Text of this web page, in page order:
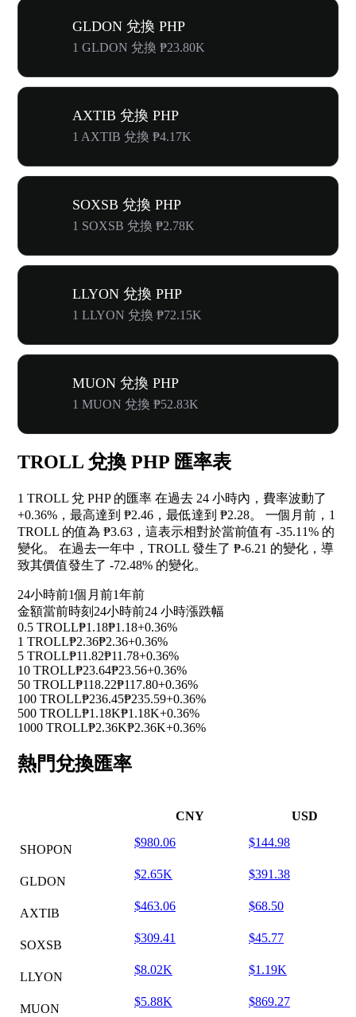
GLDON 兌換 PHP
1 GLDON 兌換 ₱23.80K
AXTIB 兌換 PHP
1 AXTIB 兌換 ₱4.17K
SOXSB 兌換 PHP
1 SOXSB 兌換 ₱2.78K
LLYON 兌換 PHP
1 LLYON 兌換 ₱72.15K
MUON 兌換 PHP
1 MUON 兌換 ₱52.83K
TROLL 兌換 PHP 匯率表
1 TROLL 兌 PHP 的匯率 在過去 24 小時內，費率波動了
+0.36% ，最高達到 ₱2.46，最低達到 ₱2.28。 一個月前，1
TROLL 的值為 ₱3.63，這表示相對於當前值有 -35.11% 的
變化。 在過去一年中，TROLL 發生了 ₱-6.21 的變化，導
致其價值發生了 -72.48% 的變化。
24小時前1個月前1年前
金額當前時刻 24小時前24 小時漲跌幅
0.5 TROLL₱1.18₱1.18+0.36%
1 TROLL₱2.36₱2.36+0.36%
5 TROLL₱11.82₱11.78+0.36%
10 TROLL₱23.64₱23.56+0.36%
50 TROLL₱118.22₱117.80+0.36%
100 TROLL₱236.45₱235.59+0.36%
500 TROLL₱1.18K₱1.18K+0.36%
1000 TROLL₱2.36K₱2.36K+0.36%
熱門兌換匯率
CNY USD
SHOPON
$980.06 $144.98
GLDON
$2.65K $391.38
AXTIB
$463.06 $68.50
SOXSB
$309.41 $45.77
LLYON
$8.02K $1.19K
MUON
$5.88K $869.27